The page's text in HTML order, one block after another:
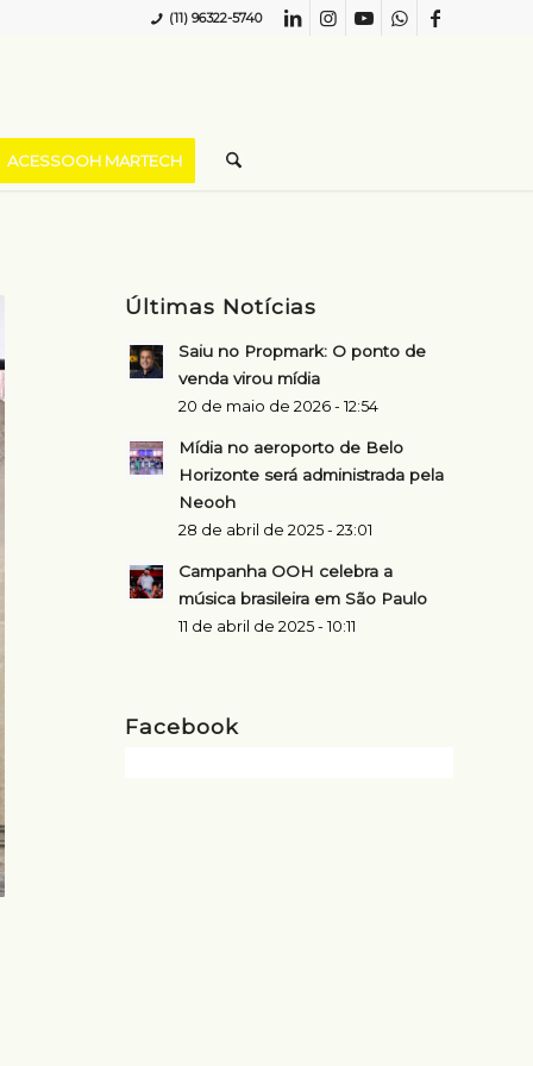
(11) 96322-5740
ACESSOOH MARTECH
Últimas Notícias
Saiu no Propmark: O ponto de
venda virou mídia
20 de maio de 2026 - 12:54
Mídia no aeroporto de Belo
Horizonte será administrada pela
Neooh
28 de abril de 2025 - 23:01
Campanha OOH celebra a
música brasileira em São Paulo
11 de abril de 2025 - 10:11
Facebook